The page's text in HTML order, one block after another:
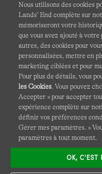
CGV
Cookies -Gérer mes
Lands'
Ce site Internet est
confidentialitéetles
Nous utilisons des cookies
Lands’ End complète sur
mémoriseront votre
que vous avez ajouté à
autres, des cookies pour
personnalisées, mettre en
marketing ciblées et pour
Pour plus de détails, vous
les Cookies. Vous pouvez
Accepter » pour accepter
expérience complète sur
définir vos préférences
Gérer mes paramètres. »
paramètres à tout moment.
OK, C'EST